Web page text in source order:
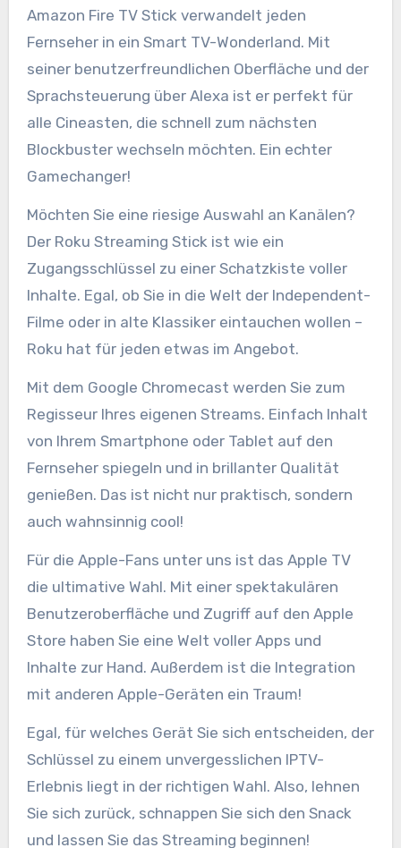
Amazon Fire TV Stick verwandelt jeden
Fernseher in ein Smart TV-Wonderland. Mit
seiner benutzerfreundlichen Oberfläche und der
Sprachsteuerung über Alexa ist er perfekt für
alle Cineasten, die schnell zum nächsten
Blockbuster wechseln möchten. Ein echter
Gamechanger!
Möchten Sie eine riesige Auswahl an Kanälen?
Der Roku Streaming Stick ist wie ein
Zugangsschlüssel zu einer Schatzkiste voller
Inhalte. Egal, ob Sie in die Welt der Independent-
Filme oder in alte Klassiker eintauchen wollen –
Roku hat für jeden etwas im Angebot.
Mit dem Google Chromecast werden Sie zum
Regisseur Ihres eigenen Streams. Einfach Inhalt
von Ihrem Smartphone oder Tablet auf den
Fernseher spiegeln und in brillanter Qualität
genießen. Das ist nicht nur praktisch, sondern
auch wahnsinnig cool!
Für die Apple-Fans unter uns ist das Apple TV
die ultimative Wahl. Mit einer spektakulären
Benutzeroberfläche und Zugriff auf den Apple
Store haben Sie eine Welt voller Apps und
Inhalte zur Hand. Außerdem ist die Integration
mit anderen Apple-Geräten ein Traum!
Egal, für welches Gerät Sie sich entscheiden, der
Schlüssel zu einem unvergesslichen IPTV-
Erlebnis liegt in der richtigen Wahl. Also, lehnen
Sie sich zurück, schnappen Sie sich den Snack
und lassen Sie das Streaming beginnen!